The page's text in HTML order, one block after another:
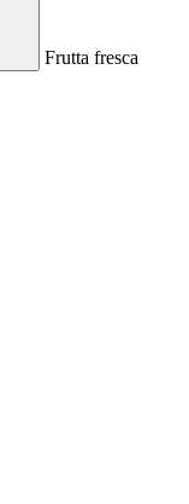
Frutta fresca